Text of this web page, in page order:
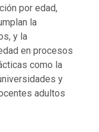
por edad,
la
y la
en procesos
como la
y
adultos